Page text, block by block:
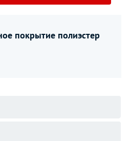
покрытие полиэстер